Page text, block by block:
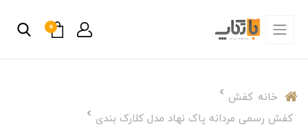
0
خانه کفش
کفش رسمی مردانه پاک نهاد مدل کلارک بندی